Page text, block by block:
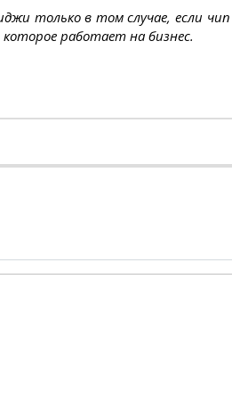
только в том случае, если
работает на бизнес.